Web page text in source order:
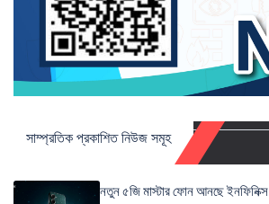
সাম্প্রতিক প্রকাশিত নিউজ সমূহ
নতুন ৫জি মাস্টার ফোন আনছে ইনফিনিক্স